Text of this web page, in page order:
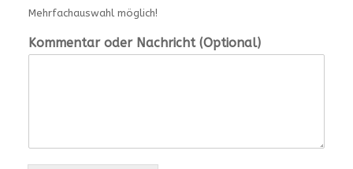
Mehrfachauswahl möglich!
Kommentar oder Nachricht (Optional)